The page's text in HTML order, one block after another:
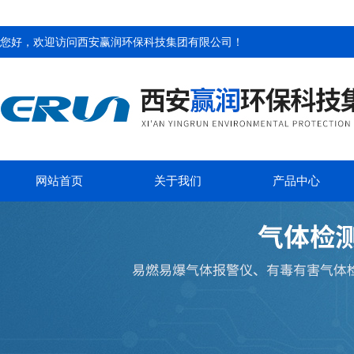
您好，欢迎访问西安赢润环保科技集团有限公司 ！
网站首页 关于我们 产品中心